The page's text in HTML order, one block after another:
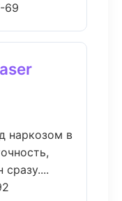
69
наркозом в
сразу....